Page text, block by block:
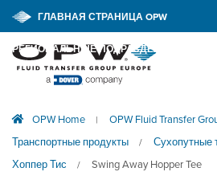
ГЛАВНАЯ
ОБЛАСТИ
РЕСУРСЫ
ГЛАВНАЯ СТРАНИЦА OPW
РЕГИОНАЛЬНЫЕ ПОДРАЗДЕЛЕНИЯ OPW
OPW Home | OPW Fluid Transfer
Транспортные продукты / Сухопутные
Хоппер Тис / Swing Away Hopper Tee